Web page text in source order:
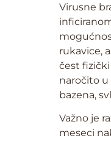
Virusne
rukavice,
čest
naročito
bazena,
Važno je
meseci